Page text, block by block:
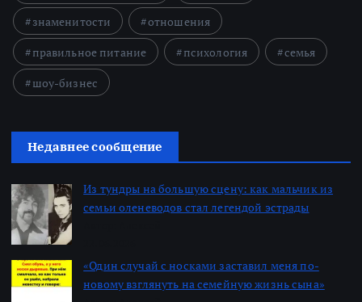
знаменитости
отношения
правильное питание
психология
семья
шоу-бизнес
Недавнее сообщение
Из тундры на большую сцену: как мальчик из
семьи оленеводов стал легендой эстрады
«Один случай с носками заставил меня по-
новому взглянуть на семейную жизнь сына»